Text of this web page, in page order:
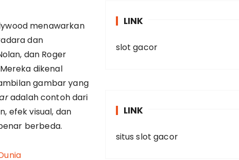
menawarkan
dan
dan Roger
dikenal
gambar yang
adalah contoh dari
efek visual, dan
berbeda.
LINK
slot gacor
LINK
situs slot gacor